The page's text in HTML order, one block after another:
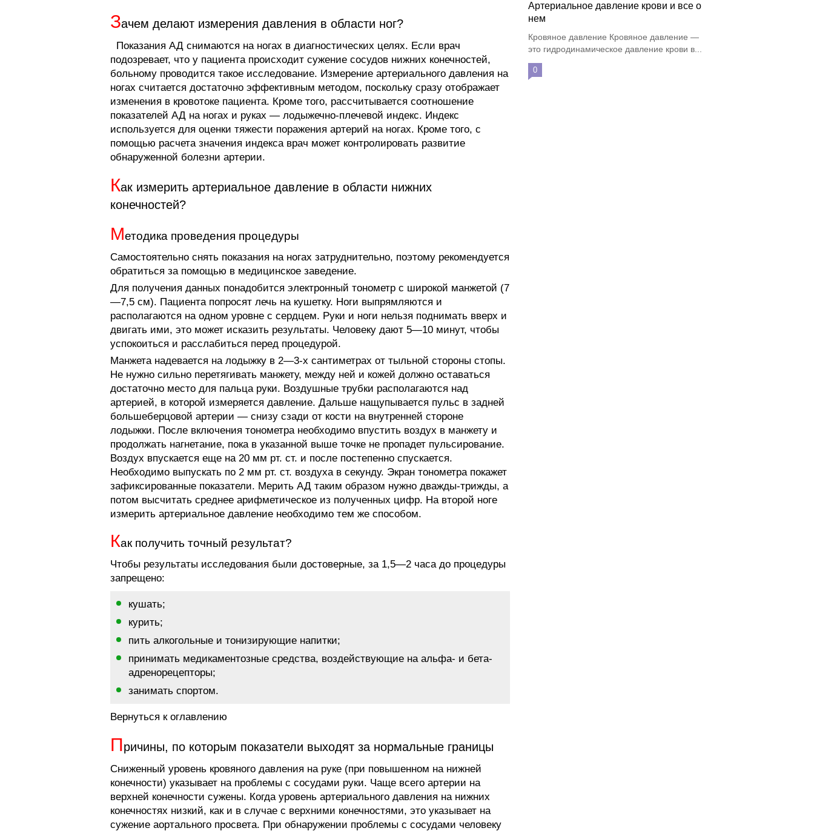
Зачем делают измерения давления в области ног?
Показания АД снимаются на ногах в диагностических целях. Если врач
подозревает, что у пациента происходит сужение сосудов нижних конечностей,
больному проводится такое исследование. Измерение артериального давления на
ногах считается достаточно эффективным методом, поскольку сразу отображает
изменения в кровотоке пациента. Кроме того, рассчитывается соотношение
показателей АД на ногах и руках — лодыжечно-плечевой индекс. Индекс
используется для оценки тяжести поражения артерий на ногах. Кроме того, с
помощью расчета значения индекса врач может контролировать развитие
обнаруженной болезни артерии.
Как измерить артериальное давление в области нижних
конечностей?
Методика проведения процедуры
Самостоятельно снять показания на ногах затруднительно, поэтому рекомендуется
обратиться за помощью в медицинское заведение.
Для получения данных понадобится электронный тонометр с широкой манжетой (7
—7,5 см). Пациента попросят лечь на кушетку. Ноги выпрямляются и
располагаются на одном уровне с сердцем. Руки и ноги нельзя поднимать вверх и
двигать ими, это может исказить результаты. Человеку дают 5—10 минут, чтобы
успокоиться и расслабиться перед процедурой.
Манжета надевается на лодыжку в 2—3-х сантиметрах от тыльной стороны стопы.
Не нужно сильно перетягивать манжету, между ней и кожей должно оставаться
достаточно место для пальца руки. Воздушные трубки располагаются над
артерией, в которой измеряется давление. Дальше нащупывается пульс в задней
большеберцовой артерии — снизу сзади от кости на внутренней стороне
лодыжки. После включения тонометра необходимо впустить воздух в манжету и
продолжать нагнетание, пока в указанной выше точке не пропадет пульсирование.
Воздух впускается еще на 20 мм рт. ст. и после постепенно спускается.
Необходимо выпускать по 2 мм рт. ст. воздуха в секунду. Экран тонометра покажет
зафиксированные показатели. Мерить АД таким образом нужно дважды-трижды, а
потом высчитать среднее арифметическое из полученных цифр. На второй ноге
измерить артериальное давление необходимо тем же способом.
Как получить точный результат?
Чтобы результаты исследования были достоверные, за 1,5—2 часа до процедуры
запрещено:
кушать;
курить;
пить алкогольные и тонизирующие напитки;
принимать медикаментозные средства, воздействующие на альфа- и бета-
адренорецепторы;
занимать спортом.
Вернуться к оглавлению
Причины, по которым показатели выходят за нормальные границы
Сниженный уровень кровяного давления на руке (при повышенном на нижней
конечности) указывает на проблемы с сосудами руки. Чаще всего артерии на
верхней конечности сужены. Когда уровень артериального давления на нижних
конечностях низкий, как и в случае с верхними конечностями, это указывает на
сужение аортального просвета. При обнаружении проблемы с сосудами человеку
Артериальное давление крови и все о
нем
Кровяное давление Кровяное давление —
это гидродинамическое давление крови в...
0